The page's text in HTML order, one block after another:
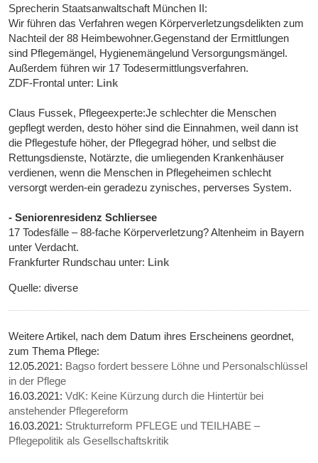
Sprecherin Staatsanwaltschaft München II:
Wir führen das Verfahren wegen Körperverletzungsdelikten zum
Nachteil der 88 Heimbewohner.Gegenstand der Ermittlungen
sind Pflegemängel, Hygienemängelund Versorgungsmängel.
Außerdem führen wir 17 Todesermittlungsverfahren.
ZDF-Frontal unter: Link
Claus Fussek, Pflegeexperte:Je schlechter die Menschen
gepflegt werden, desto höher sind die Einnahmen, weil dann ist
die Pflegestufe höher, der Pflegegrad höher, und selbst die
Rettungsdienste, Notärzte, die umliegenden Krankenhäuser
verdienen, wenn die Menschen in Pflegeheimen schlecht
versorgt werden-ein geradezu zynisches, perverses System.
- Seniorenresidenz Schliersee
17 Todesfälle – 88-fache Körperverletzung? Altenheim in Bayern
unter Verdacht.
Frankfurter Rundschau unter: Link
Quelle: diverse
Weitere Artikel, nach dem Datum ihres Erscheinens geordnet,
zum Thema Pflege:
12.05.2021: Bagso fordert bessere Löhne und Personalschlüssel
in der Pflege
16.03.2021:VdK: Keine Kürzung durch die Hintertür bei
anstehender Pflegereform
16.03.2021: Strukturreform PFLEGE und TEILHABE –
Pflegepolitik als Gesellschaftskritik